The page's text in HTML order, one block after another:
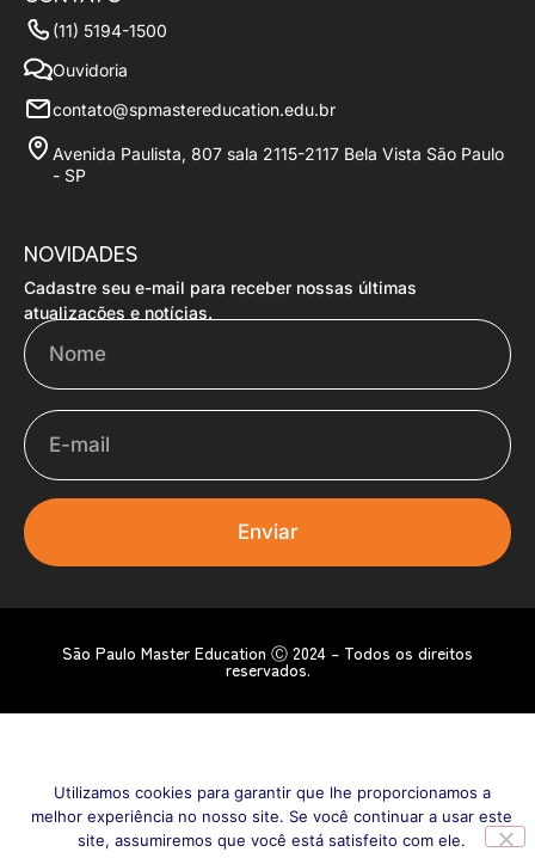
(11) 5194-1500
Ouvidoria
contato@spmastereducation.edu.br
Avenida Paulista, 807 sala 2115-2117 Bela Vista São Paulo
- SP
NOVIDADES
Cadastre seu e-mail para receber nossas últimas
atualizações e notícias.
Nome
Enviar
São Paulo Master Education Ⓒ 2024 – Todos os direitos
reservados.
Utilizamos cookies para garantir que lhe proporcionamos a
melhor experiência no nosso site. Se você continuar a usar este
site, assumiremos que você está satisfeito com ele.